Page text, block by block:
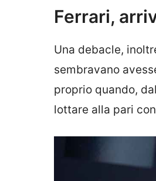
Ferrari,
Una debacle,
sembravano
proprio quando,
lottare alla pari